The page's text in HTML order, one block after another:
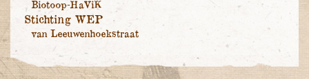
Biotoop-HaViK
Stichting WEP
van Leeuwenhoekstraat